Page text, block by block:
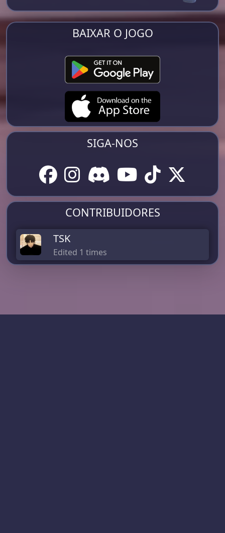
BAIXAR O JOGO
SIGA-NOS
CONTRIBUIDORES
TSK
Edited 1 times